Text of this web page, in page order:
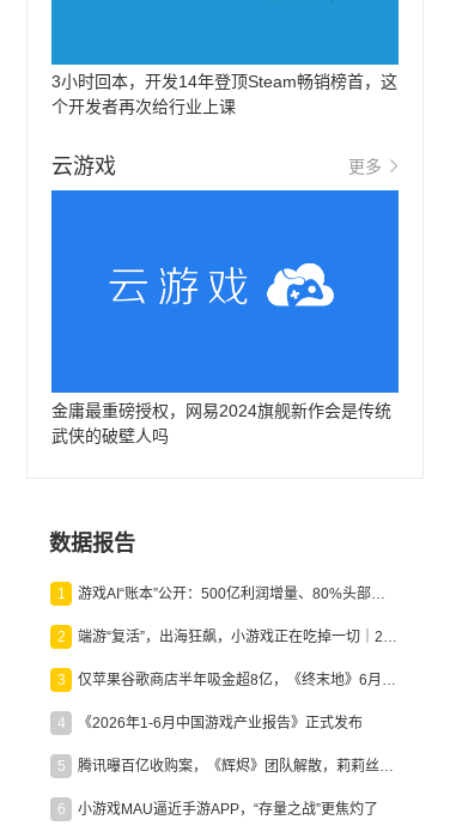
3小时回本，开发14年登顶Steam畅销榜首，这
个开发者再次给行业上课
云游戏 更多
金庸最重磅授权，网易2024旗舰新作会是传统
武侠的破壁人吗
数据报告
1 游戏AI“账本”公开：500亿利润增量、80%头部入局，谁在闷声发财？
2 端游“复活”，出海狂飙，小游戏正在吃掉一切｜2026上半年产业报告
3 仅苹果谷歌商店半年吸金超8亿，《终末地》6月份收入显著回暖
4 《2026年1-6月中国游戏产业报告》正式发布
5 腾讯曝百亿收购案，《辉烬》团队解散，莉莉丝新作曝光｜陀螺周报
6 小游戏MAU逼近手游APP，“存量之战”更焦灼了